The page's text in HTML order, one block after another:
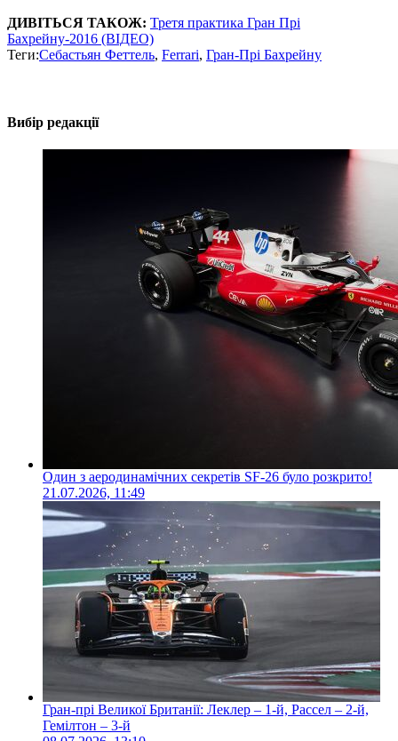
ДИВІТЬСЯ ТАКОЖ: Третя практика Гран Прі
Бахрейну-2016 (ВІДЕО)
Теги:Себастьян Феттель, Ferrari, Гран-Прі Бахрейну
Вибір редакції
Один з аеродинамічних секретів SF-26 було розкрито!
21.07.2026, 11:49
Гран-прі Великої Британії: Леклер – 1-й, Рассел – 2-й,
Гемілтон – 3-й